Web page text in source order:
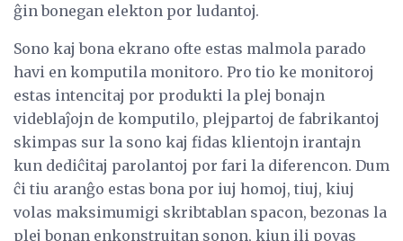
ĝin bonegan elekton por ludantoj.
Sono kaj bona ekrano ofte estas malmola parado
havi en komputila monitoro. Pro tio ke monitoroj
estas intencitaj por produkti la plej bonajn
videblaĵojn de komputilo, plejpartoj de fabrikantoj
skimpas sur la sono kaj fidas klientojn irantajn
kun dediĉitaj parolantoj por fari la diferencon. Dum
ĉi tiu aranĝo estas bona por iuj homoj, tiuj, kiuj
volas maksimumigi skribtablan spacon, bezonas la
plej bonan enkonstruitan sonon, kiun ili povas